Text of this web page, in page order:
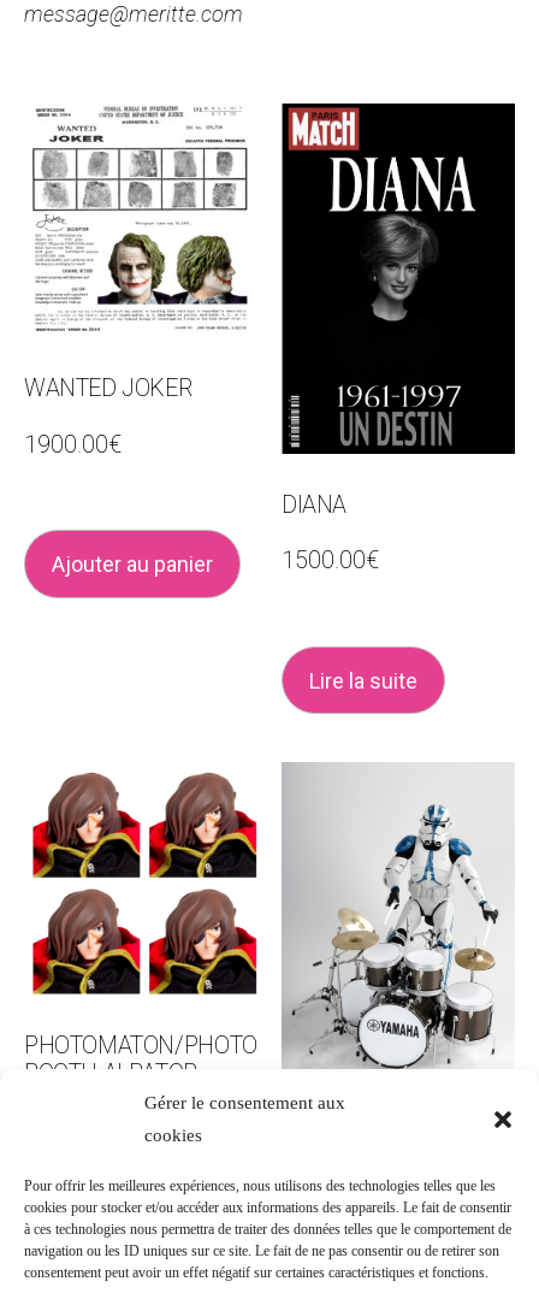
Gérer le consentement aux
cookies
Pour offrir les meilleures expériences, nous utilisons des technologies telles que les
cookies pour stocker et/ou accéder aux informations des appareils. Le fait de consentir
à ces technologies nous permettra de traiter des données telles que le comportement de
navigation ou les ID uniques sur ce site. Le fait de ne pas consentir ou de retirer son
consentement peut avoir un effet négatif sur certaines caractéristiques et fonctions.
message@meritte.com
WANTED JOKER
1900.00€
Ajouter au panier
DIANA
1500.00€
Lire la suite
PHOTOMATON/PHOTO
BOOTH ALBATOR
Ajouter au panier
1500.00€